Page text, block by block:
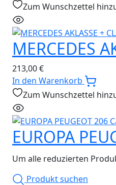
Zum Wunschzettel
MERCEDES
213,00€
In den Warenkorb
Zum Wunschzettel
EUROPA
Um alle reduzierten
Produkt suchen